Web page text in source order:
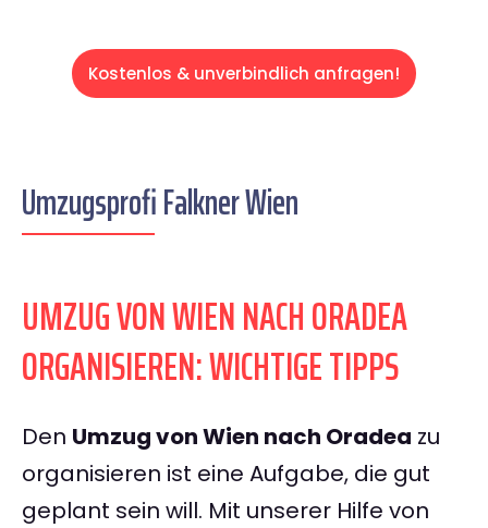
Kostenlos & unverbindlich anfragen!
Umzugsprofi Falkner Wien
UMZUG VON WIEN NACH ORADEA
ORGANISIEREN: WICHTIGE TIPPS
Den Umzug von Wien nach Oradea zu
organisieren ist eine Aufgabe, die gut
geplant sein will. Mit unserer Hilfe von